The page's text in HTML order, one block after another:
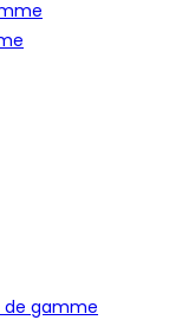
de gamme